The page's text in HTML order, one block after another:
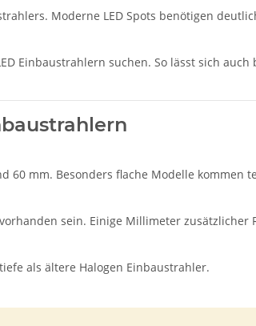
Moderne LED Spots benötigen
Einbaustrahlern suchen. So lässt sich
mm. Besonders flache Modelle kommen
sein. Einige Millimeter zusätzlicher
als ältere Halogen Einbaustrahler.